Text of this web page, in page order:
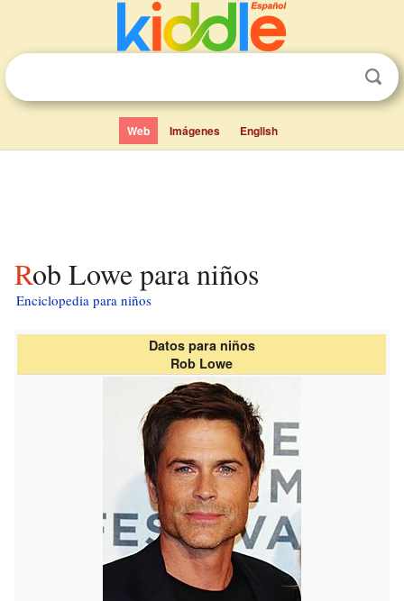
Web Imágenes English
Rob Lowe para niños
Enciclopedia para niños
Datos para niños
Rob Lowe